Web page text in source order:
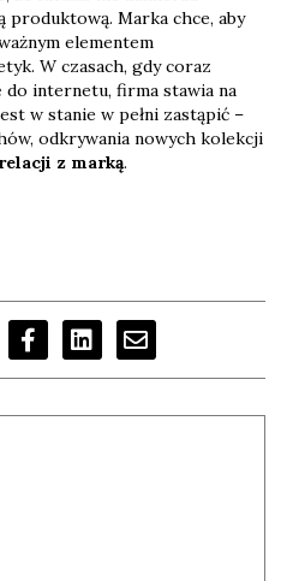
produktową. Marka chce, aby
elementem
W czasach, gdy coraz
internetu, firma stawia na
w stanie w pełni zastąpić –
odkrywania nowych kolekcji
z marką.